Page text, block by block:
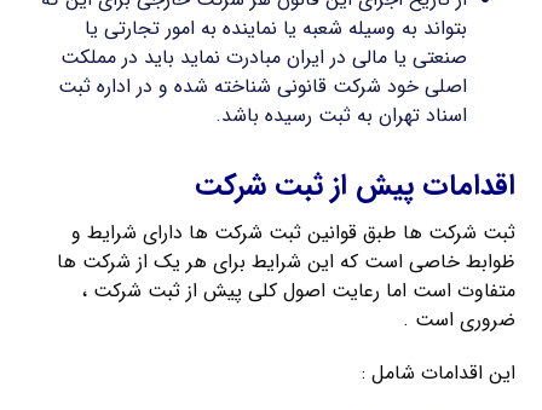
بتواند به وسیله شعبه یا نماینده به امور تجارتی یا
صنعتی یا مالی در ایران مبادرت نماید باید در مملکت
اصلی خود شرکت قانونی شناخته شده و در اداره ثبت
اسناد تهران به ثبت رسیده باشد.
اقدامات پیش از ثبت شرکت
ثبت شرکت ها طبق قوانین ثبت شرکت ها دارای شرایط و
ظوابط خاصی است که این شرایط برای هر یک از شرکت ها
متفاوت است اما رعایت اصول کلی پیش از ثبت شرکت ،
ضروری است .
این اقدامات شامل :